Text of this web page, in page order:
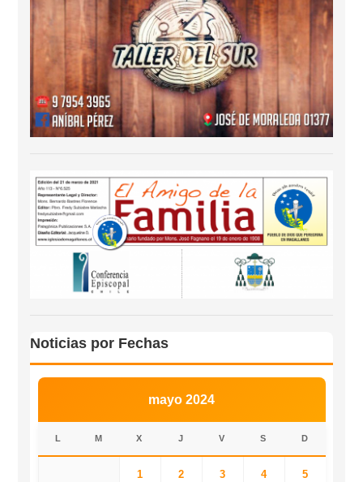
Noticias por Fechas
mayo 2024
L M X J V S D
1 2 3 4 5